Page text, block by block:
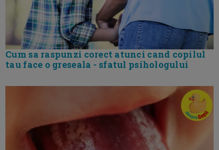
Cum sa raspunzi corect atunci cand copilul
tau face o greseala - sfatul psihologului